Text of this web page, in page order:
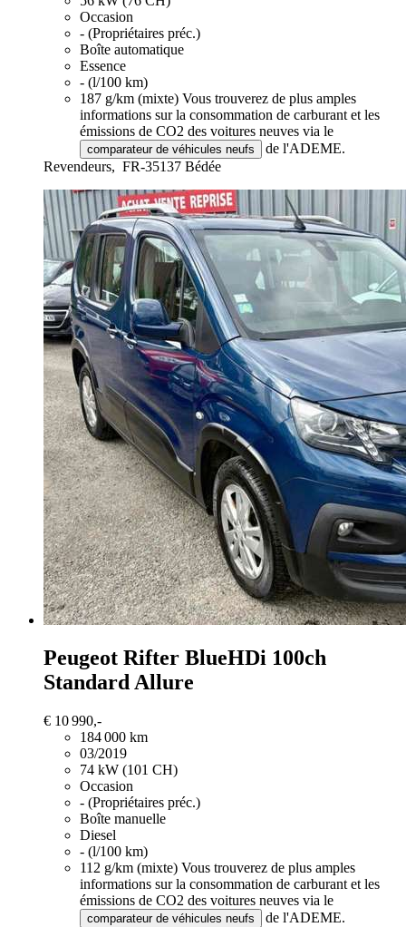
Occasion
- (Propriétaires préc.)
Boîte automatique
Essence
- (l/100 km)
187 g/km (mixte) Vous trouverez de plus amples
informations sur la consommation de carburant et les
émissions de CO2 des voitures neuves via le
comparateur de véhicules neufs
de l'ADEME.
Revendeurs, FR-35137 Bédée
Peugeot Rifter BlueHDi 100ch
Standard Allure
€ 10 990,-
184 000 km
03/2019
74 kW (101 CH)
Occasion
- (Propriétaires préc.)
Boîte manuelle
Diesel
- (l/100 km)
112 g/km (mixte) Vous trouverez de plus amples
informations sur la consommation de carburant et les
émissions de CO2 des voitures neuves via le
comparateur de véhicules neufs
de l'ADEME.